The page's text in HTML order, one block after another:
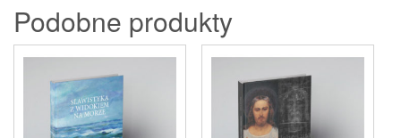
Podobne produkty